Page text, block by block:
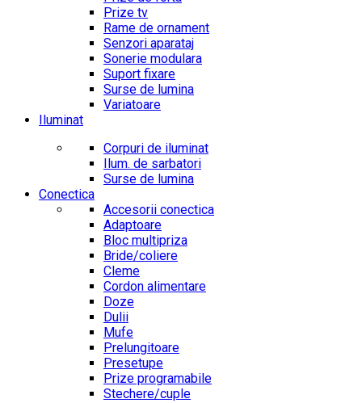
Prize tv
Rame de ornament
Senzori aparataj
Sonerie modulara
Suport fixare
Surse de lumina
Variatoare
Iluminat
Corpuri de iluminat
Ilum. de sarbatori
Surse de lumina
Conectica
Accesorii conectica
Adaptoare
Bloc multipriza
Bride/coliere
Cleme
Cordon alimentare
Doze
Dulii
Mufe
Prelungitoare
Presetupe
Prize programabile
Stechere/cuple